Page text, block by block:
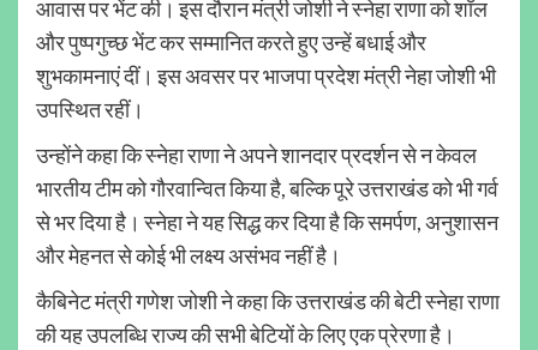
आवास पर भेंट की। इस दौरान मंत्री जोशी ने स्नेहा राणा को शॉल
और पुष्पगुच्छ भेंट कर सम्मानित करते हुए उन्हें बधाई और
शुभकामनाएं दीं। इस अवसर पर भाजपा प्रदेश मंत्री नेहा जोशी भी
उपस्थित रहीं।
उन्होंने कहा कि स्नेहा राणा ने अपने शानदार प्रदर्शन से न केवल
भारतीय टीम को गौरवान्वित किया है, बल्कि पूरे उत्तराखंड को भी गर्व
से भर दिया है। स्नेहा ने यह सिद्ध कर दिया है कि समर्पण, अनुशासन
और मेहनत से कोई भी लक्ष्य असंभव नहीं है।
कैबिनेट मंत्री गणेश जोशी ने कहा कि उत्तराखंड की बेटी स्नेहा राणा
की यह उपलब्धि राज्य की सभी बेटियों के लिए एक प्रेरणा है।